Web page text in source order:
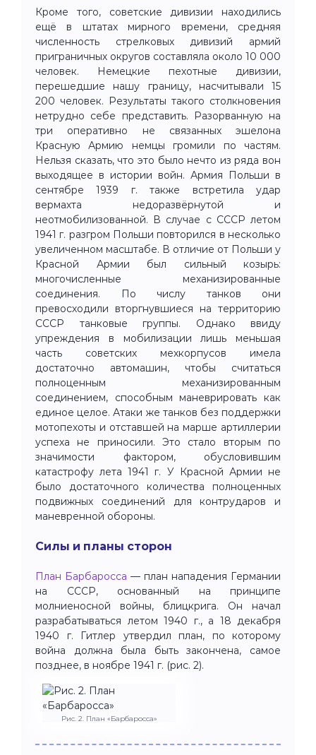
Кроме того, советские дивизии находились
ещё в штатах мирного времени, средняя
численность стрелковых дивизий армий
приграничных округов составляла около 10 000
человек. Немецкие пехотные дивизии,
перешедшие нашу границу, насчитывали 15
200 человек. Результаты такого столкновения
нетрудно себе представить. Разорванную на
три оперативно не связанных эшелона
Красную Армию немцы громили по частям.
Нельзя сказать, что это было нечто из ряда вон
выходящее в истории войн. Армия Польши в
сентябре 1939 г. также встретила удар
вермахта недоразвёрнутой и
неотмобилизованной. В случае с СССР летом
1941 г. разгром Польши повторился в несколько
увеличенном масштабе. В отличие от Польши у
Красной Армии был сильный козырь:
многочисленные механизированные
соединения. По числу танков они
превосходили вторгнувшиеся на территорию
СССР танковые группы. Однако ввиду
упреждения в мобилизации лишь меньшая
часть советских мехкорпусов имела
достаточно автомашин, чтобы считаться
полноценным механизированным
соединением, способным маневрировать как
единое целое. Атаки же танков без поддержки
мотопехоты и отставшей на марше артиллерии
успеха не приносили. Это стало вторым по
значимости фактором, обусловившим
катастрофу лета 1941 г. У Красной Армии не
было достаточного количества полноценных
подвижных соединений для контрударов и
маневренной обороны.
Силы и планы сторон
План Барбаросса — план нападения Германии
на СССР, основанный на принципе
молниеносной войны, блицкрига. Он начал
разрабатываться летом 1940 г., а 18 декабря
1940 г. Гитлер утвердил план, по которому
война должна была быть закончена, самое
позднее, в ноябре 1941 г. (рис. 2).
Рис. 2. План «Барбаросса»